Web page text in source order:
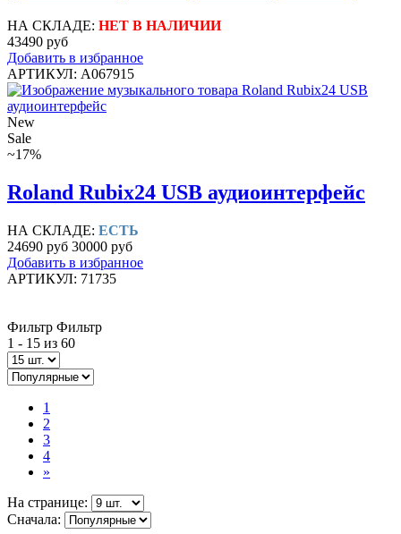
НА СКЛАДЕ: НЕТ В НАЛИЧИИ
43490 руб
Добавить в избранное
АРТИКУЛ: A067915
New
Sale
~17%
Roland Rubix24 USB аудиоинтерфейс
НА СКЛАДЕ: ЕСТЬ
24690 руб 30000 руб
Добавить в избранное
АРТИКУЛ: 71735
Фильтр Фильтр
1 - 15 из 60
1
2
3
4
»
На странице:
Сначала: